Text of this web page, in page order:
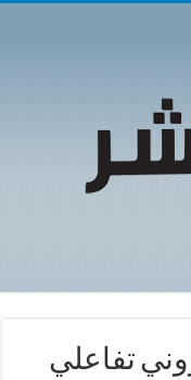
تفاعلي